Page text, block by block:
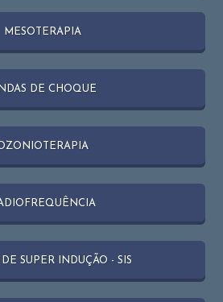
MESOTERAPIA
DE CHOQUE
SUPER INDUÇÃO - SIS